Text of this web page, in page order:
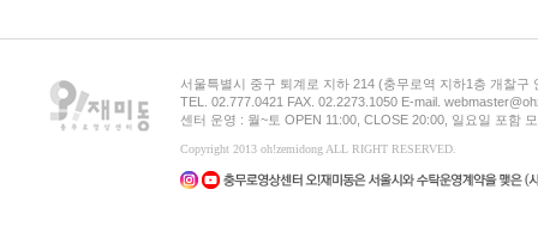
서울특별시 중구 퇴계로 지하 214 (충무로역 지하1층 개찰구
TEL. 02.777.0421 FAX. 02.2273.1050 E-mail.
센터 운영 : 월~토 OPEN 11:00, CLOSE 20:00, 일요일 포함
Copyright 2013 oh!zemidong ALL RIGHT RESERVED.